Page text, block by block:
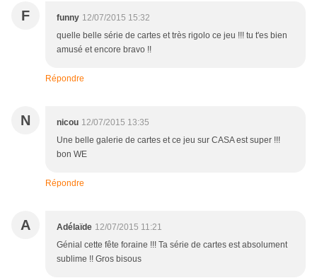
F funny 12/07/2015 15:32
quelle belle série de cartes et très rigolo ce jeu !!! tu t'es bien
amusé et encore bravo !!
Répondre
N nicou 12/07/2015 13:35
Une belle galerie de cartes et ce jeu sur CASA est super !!!
bon WE
Répondre
A Adélaïde 12/07/2015 11:21
Génial cette fête foraine !!! Ta série de cartes est absolument
sublime !! Gros bisous